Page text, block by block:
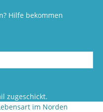
Hilfe bekommen
zugeschickt.
im Norden